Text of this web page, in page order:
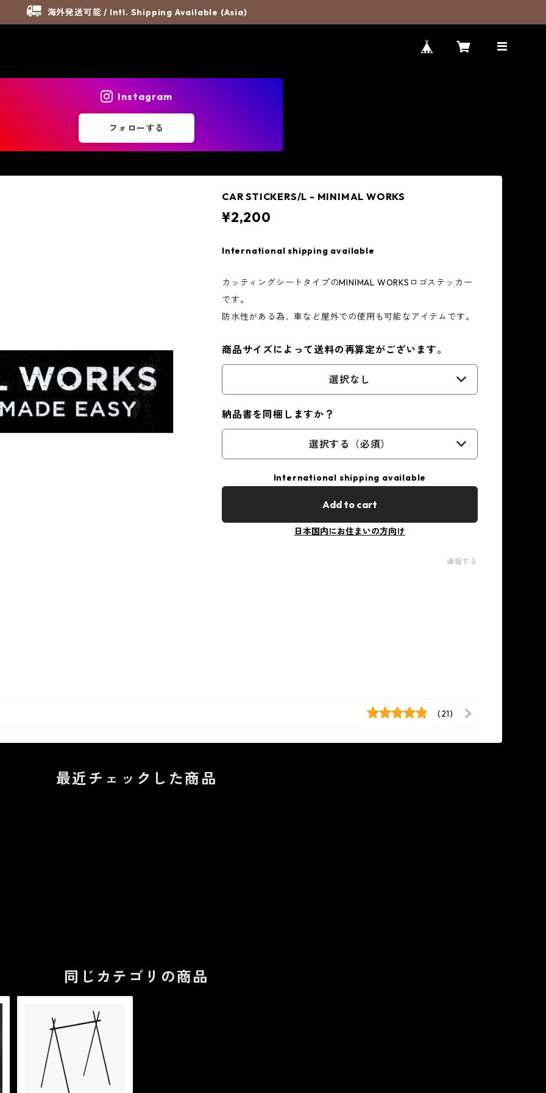
海外発送可能 / Intl. Shipping Available (Asia)
Instagram
フォローする
CAR STICKERS/L - MINIMAL WORKS
¥2,200
International shipping available
カッティングシートタイプのMINIMAL WORKSロゴステッカー
です。
防水性がある為、車など屋外での使用も可能なアイテムです。
商品サイズによって送料の再算定がございます。
選択なし
納品書を同梱しますか？
選択する（必須）
International shipping available
Add to cart
日本国内にお住まいの方向け
通報する
(21)
最近チェックした商品
同じカテゴリの商品